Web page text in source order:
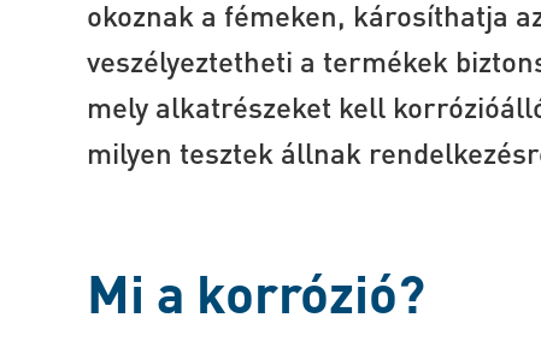
okoznak a fémeken, károsíthatja
veszélyeztetheti a termékek
mely alkatrészeket kell
milyen tesztek állnak
Mi a korrózió?